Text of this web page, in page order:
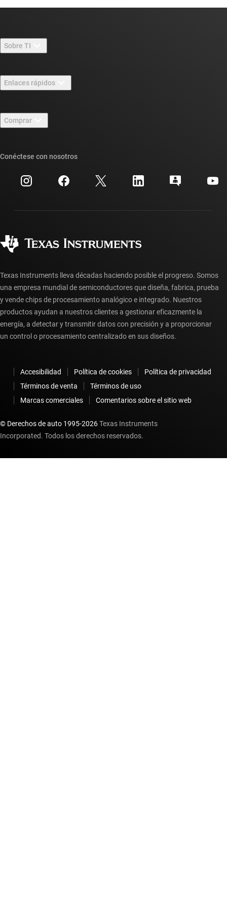
Sobre TI
Carreras laborales
Sala de redacción
Eventos
Relaciones con los inversionistas
Enlaces rápidos
Foros de soporte de diseño de TI E2E™
Búsqueda de referencias cruzadas
Centro de atención al cliente
Preguntas frecuentes sobre la cuenta myTI
Comprar
Preguntas frecuentes sobre pedidos
Conéctese con nosotros
Texas Instruments lleva décadas haciendo posible el progreso. Somos
una empresa mundial de semiconductores que diseña, fabrica, prueba
y vende chips de procesamiento analógico e integrado. Nuestros
productos ayudan a nuestros clientes a gestionar eficazmente la
energía, a detectar y transmitir datos con precisión y a proporcionar
un control o procesamiento centralizado en sus diseños.
Accesibilidad Política de cookies
Política de privacidad
Términos de venta
Términos de uso
Marcas comerciales
Comentarios sobre el sitio web
© Derechos de auto 1995-2026Texas Instruments
Incorporated. Todos los derechos reservados.